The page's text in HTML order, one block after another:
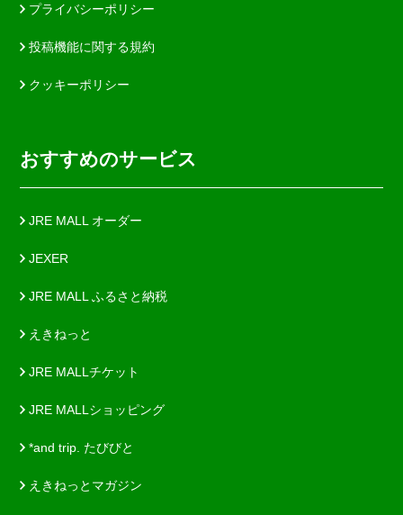
プライバシーポリシー
投稿機能に関する規約
クッキーポリシー
おすすめのサービス
JRE MALL オーダー
JEXER
JRE MALL ふるさと納税
えきねっと
JRE MALLチケット
JRE MALLショッピング
*and trip. たびびと
えきねっとマガジン